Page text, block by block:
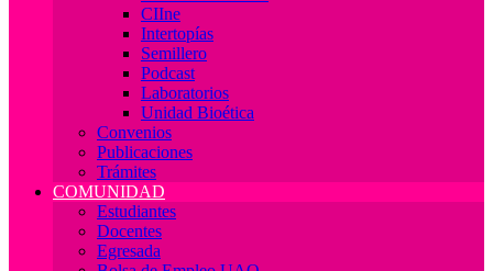
CIIne
Intertopías
Semillero
Podcast
Laboratorios
Unidad Bioética
Convenios
Publicaciones
Trámites
COMUNIDAD
Estudiantes
Docentes
Egresada